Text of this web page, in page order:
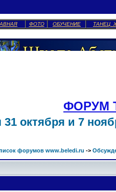
ФОТО ОБУЧЕНИЕ ТАНЕЦ
ФОРУМ
октября и 7
форумов www.beledi.ru ->